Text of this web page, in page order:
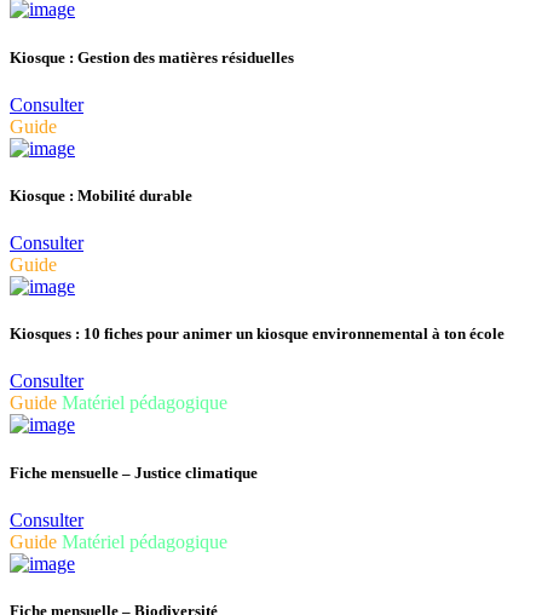
Kiosque : Gestion des matières résiduelles
Consulter
Guide
Kiosque : Mobilité durable
Consulter
Guide
Kiosques : 10 fiches pour animer un kiosque environnemental à ton école
Consulter
Guide Matériel pédagogique
Fiche mensuelle – Justice climatique
Consulter
Guide Matériel pédagogique
Fiche mensuelle – Biodiversité